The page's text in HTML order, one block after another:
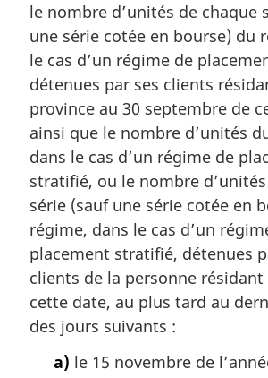
le nombre d’unités de chaque
une série cotée en bourse) du
le cas d’un régime de
détenues par ses clients
province au 30 septembre de
ainsi que le nombre d’unités
dans le cas d’un régime de
stratifié, ou le nombre
série (sauf une série cotée en
régime, dans le cas d’un
placement stratifié, détenues
clients de la personne résidant
cette date, au plus tard au
des jours suivants :
a) le 15 novembre de